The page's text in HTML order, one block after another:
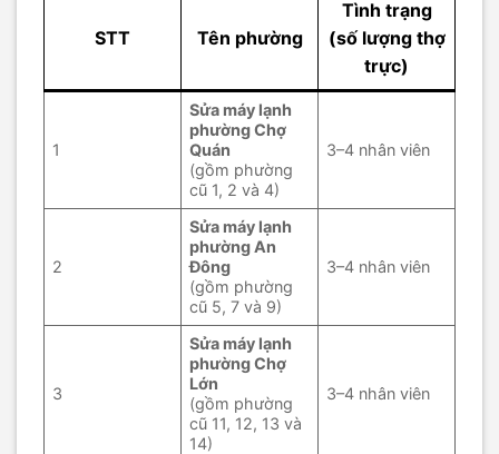
STT Tên phường
Tình trạng
(số lượng thợ
trực)
1
Sửa máy lạnh
phường Chợ
Quán
(gồm phường
cũ 1, 2 và 4)
3–4 nhân viên
2
Sửa máy lạnh
phường An
Đông
(gồm phường
cũ 5, 7 và 9)
3–4 nhân viên
3
Sửa máy lạnh
phường Chợ
Lớn
(gồm phường
cũ 11, 12, 13 và
14)
3–4 nhân viên